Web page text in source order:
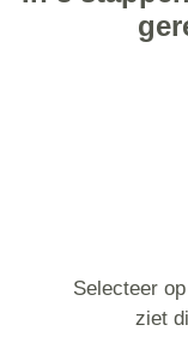
Selecteer
ziet